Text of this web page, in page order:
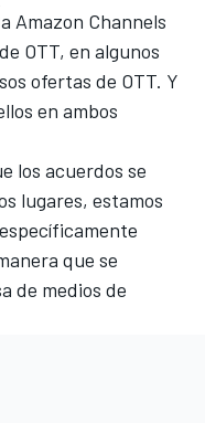
Amazon Channels
OTT, en algunos
ofertas de OTT. Y
en ambos
los acuerdos se
lugares, estamos
que se
de medios de